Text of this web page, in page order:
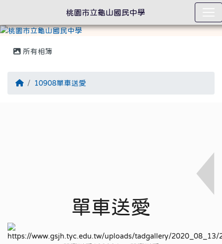
所有相簿
回首頁10908單車送愛
單車送愛
桃園市立龜山國民中學